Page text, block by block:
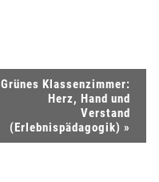
Grünes Klassenzimmer:
Herz, Hand und
Verstand
(Erlebnispädagogik) »